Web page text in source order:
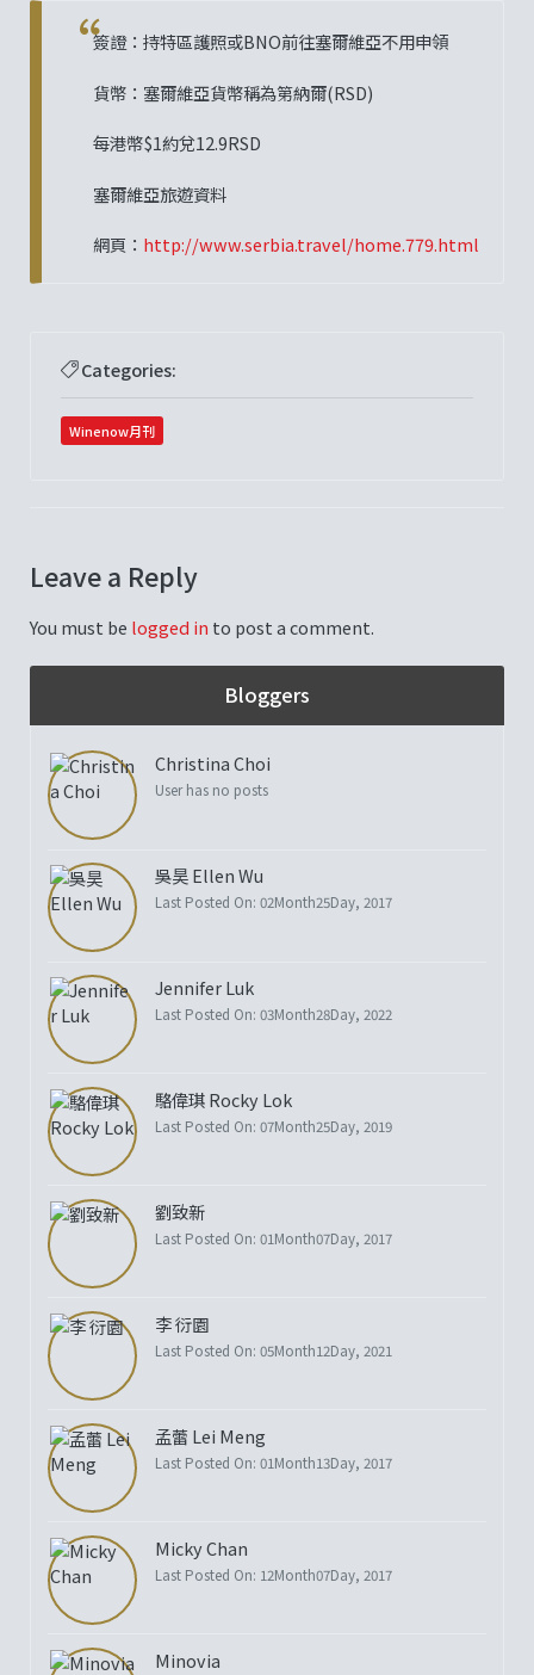
簽證：持特區護照或BNO前往塞爾維亞不用申領
貨幣：塞爾維亞貨幣稱為第納爾(RSD)
每港幣$1約兌12.9RSD
塞爾維亞旅遊資料
網頁： http://www.serbia.travel/home.779.html
Categories:
Winenow月刊
Leave a Reply
You must be logged in to post a comment.
Bloggers
Christina Choi
User has no posts
吳昊 Ellen Wu
Last Posted On: 02Month25Day, 2017
Jennifer Luk
Last Posted On: 03Month28Day, 2022
駱偉琪 Rocky Lok
Last Posted On: 07Month25Day, 2019
劉致新
Last Posted On: 01Month07Day, 2017
李 衍園
Last Posted On: 05Month12Day, 2021
孟蕾 Lei Meng
Last Posted On: 01Month13Day, 2017
Micky Chan
Last Posted On: 12Month07Day, 2017
Minovia